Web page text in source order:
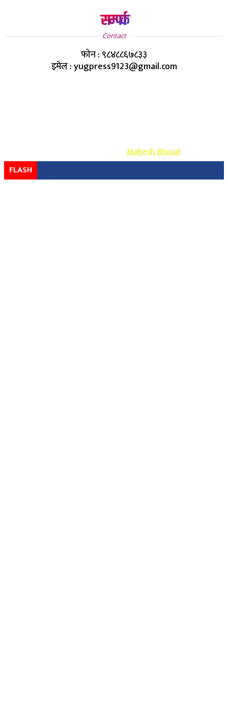
सम्पर्क
Contact
फोन : ९८४८८६७८३३
इमेल : yugpress9123@gmail.com
Design & Develop By-Mahesh Bhusal
FLASH